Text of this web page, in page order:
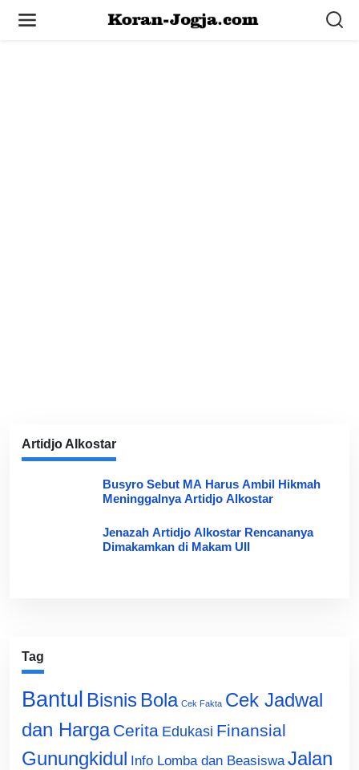
Artidjo Alkostar
Busyro Sebut MA Harus Ambil Hikmah
Meninggalnya Artidjo Alkostar
Jenazah Artidjo Alkostar Rencananya
Dimakamkan di Makam UII
Tag
Bantul Bisnis Bola Cek Fakta Cek Jadwal
dan Harga Cerita Edukasi Finansial
Gunungkidul Info Lomba dan Beasiswa Jalan